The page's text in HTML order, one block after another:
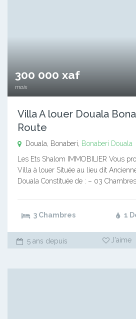
300 000 xaf
mois
Villa A louer Douala
Route
Douala, Bonaberi, Bonaberi Douala
Les Ets Shalom IMMOBILIER Vous
Villa à louer Située au lieu dit
Douala Constituée de : – 03 Chambres
3 Chambres 1
5 ans depuis J'aime